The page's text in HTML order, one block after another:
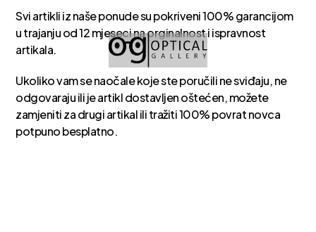
Svi artikli iz naše ponude su pokriveni 100% garancijom
u trajanju od 12 mjeseci na orginalnost i ispravnost
artikala.
Ukoliko vam se naočale koje ste poručili ne sviđaju, ne
odgovaraju ili je artikl dostavljen oštećen, možete
zamjeniti za drugi artikal ili tražiti 100% povrat novca
potpuno besplatno.